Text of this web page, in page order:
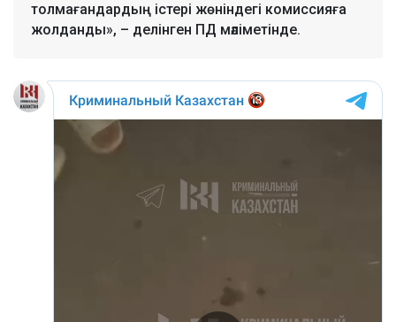
толмағандардың істері жөніндегі комиссияға
жолданды», – делінген ПД мәліметінде.